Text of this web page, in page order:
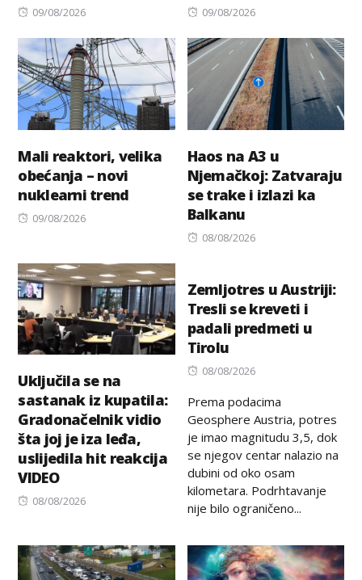
Posted
09/08/2026
Posted
09/08/2026
Mali reaktori, velika
obećanja – novi
nuklearni trend
Posted
09/08/2026
Haos na A3 u
Njemačkoj: Zatvaraju
se trake i izlazi ka
Balkanu
Posted
08/08/2026
Uključila se na
sastanak iz kupatila:
Gradonačelnik vidio
šta joj je iza leđa,
uslijedila hit reakcija
VIDEO
Posted
08/08/2026
Zemljotres u Austriji:
Tresli se kreveti i
padali predmeti u
Tirolu
Posted
08/08/2026
Prema podacima
Geosphere Austria, potres
je imao magnitudu 3,5, dok
se njegov centar nalazio na
dubini od oko osam
kilometara. Podrhtavanje
nije bilo ograničeno...